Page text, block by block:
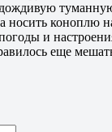
носить коноплю
и
еще